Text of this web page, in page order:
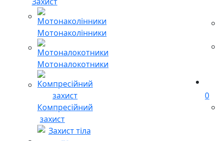
Мотонаколінники
Мотоналокотники
Компресійний
захист
0